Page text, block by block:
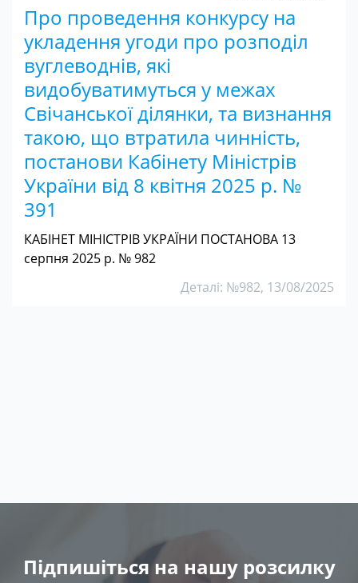
Про проведення конкурсу на
укладення угоди про розподіл
вуглеводнів, які
видобуватимуться у межах
Свічанської ділянки, та визнання
такою, що втратила чинність,
постанови Кабінету Міністрів
України від 8 квітня 2025 р. №
391
КАБІНЕТ МІНІСТРІВ УКРАЇНИ ПОСТАНОВА 13
серпня 2025 р. № 982
Деталі: №982, 13/08/2025
Підпишіться на нашу розсилку